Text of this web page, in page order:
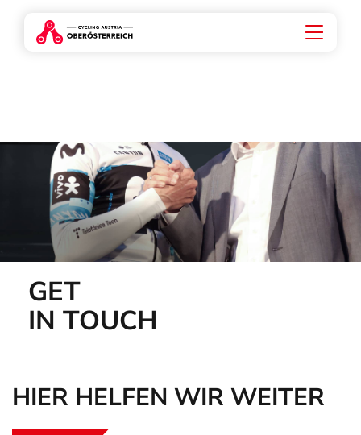
GET
IN TOUCH
HIER HELFEN WIR WEITER